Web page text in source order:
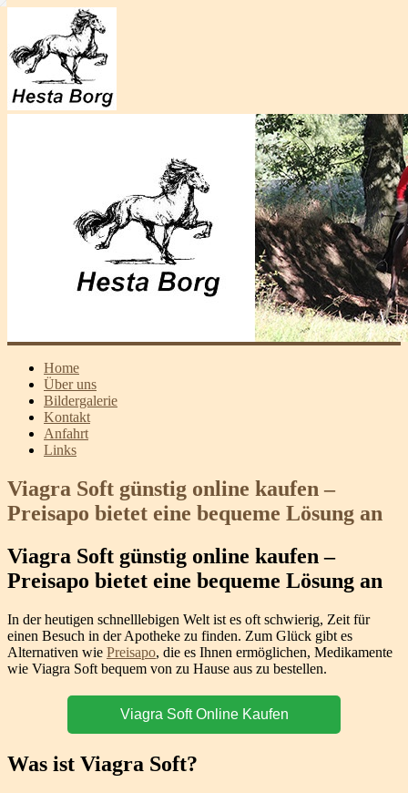
Home
Über uns
Bildergalerie
Kontakt
Anfahrt
Links
Viagra Soft günstig online kaufen –
Preisapo bietet eine bequeme Lösung an
Viagra Soft günstig online kaufen –
Preisapo bietet eine bequeme Lösung an
In der heutigen schnelllebigen Welt ist es oft schwierig, Zeit für
einen Besuch in der Apotheke zu finden. Zum Glück gibt es
Alternativen wie Preisapo, die es Ihnen ermöglichen, Medikamente
wie Viagra Soft bequem von zu Hause aus zu bestellen.
Viagra Soft Online Kaufen
Was ist Viagra Soft?